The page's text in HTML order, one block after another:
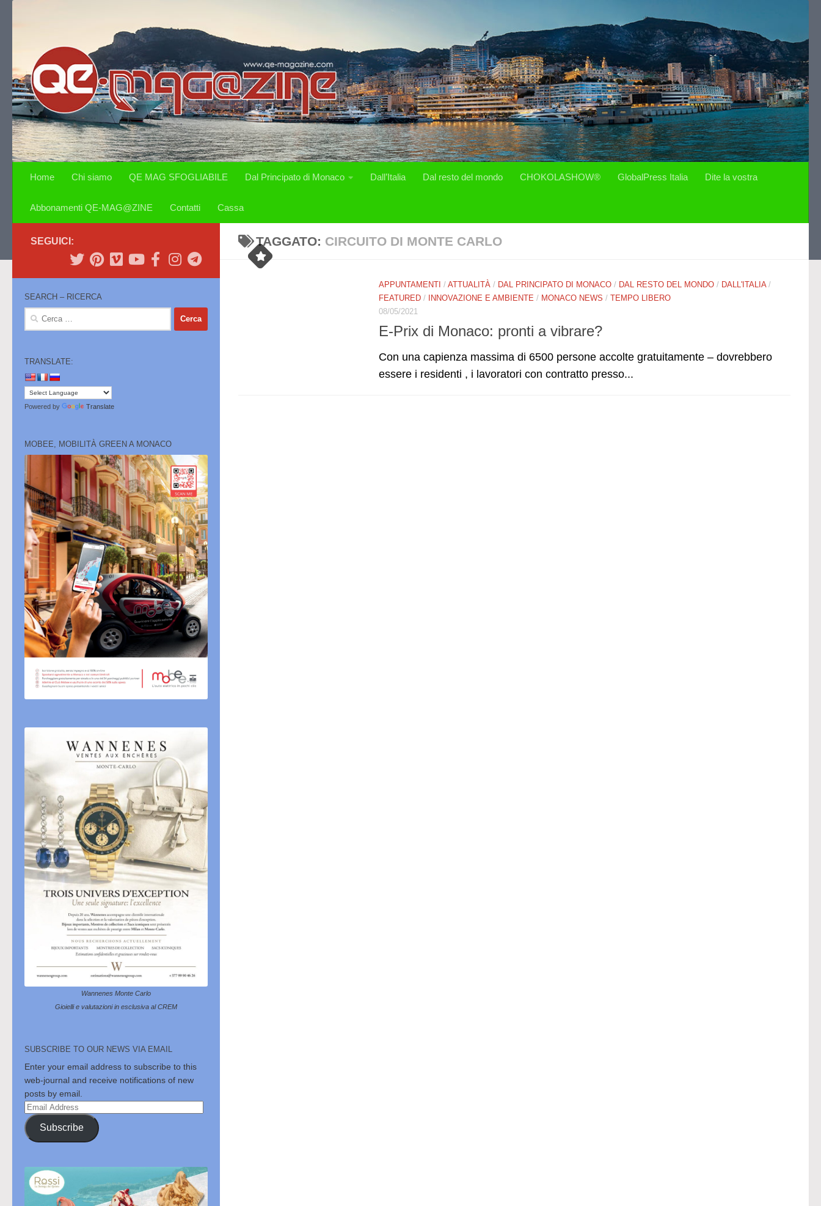
Home Chi siamo QE MAG SFOGLIABILE Dal Principato di Monaco Dall’Italia Dal resto del mondo CHOKOLASHOW® GlobalPress Italia Dite la vostra
Abbonamenti QE-MAG@ZINE Contatti Cassa
TAGGATO: CIRCUITO DI MONTE CARLO
APPUNTAMENTI / ATTUALITÀ / DAL PRINCIPATO DI MONACO / DAL RESTO DEL MONDO / DALL'ITALIA /
FEATURED / INNOVAZIONE E AMBIENTE / MONACO NEWS / TEMPO LIBERO
08/05/2021
E-Prix di Monaco: pronti a vibrare?
Con una capienza massima di 6500 persone accolte gratuitamente – dovrebbero
essere i residenti , i lavoratori con contratto presso...
SEGUICI:
SEARCH – RICERCA
Ricerca
TRANSLATE:
Powered by Translate
MOBEE, MOBILITÀ GREEN A MONACO
Wannenes Monte Carlo
Gioielli e valutazioni in esclusiva al CREM
SUBSCRIBE TO OUR NEWS VIA EMAIL
Enter your email address to subscribe to this
web-journal and receive notifications of new
posts by email.
Email
Address
Subscribe